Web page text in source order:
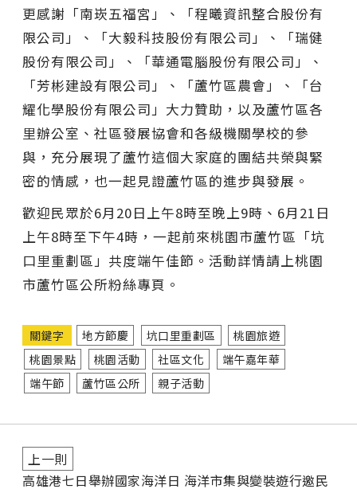
更感謝「南崁五福宮」、「程曦資訊整合股份有
限公司」、「大毅科技股份有限公司」、「瑞健
股份有限公司」、「華通電腦股份有限公司」、
「芳彬建設有限公司」、「蘆竹區農會」、「台
耀化學股份有限公司」大力贊助，以及蘆竹區各
里辦公室、社區發展協會和各級機關學校的參
與，充分展現了蘆竹這個大家庭的團結共榮與緊
密的情感，也一起見證蘆竹區的進步與發展。
歡迎民眾於6月20日上午8時至晚上9時、6月21日
上午8時至下午4時，一起前來桃園市蘆竹區「坑
口里重劃區」共度端午佳節。活動詳情請上桃園
市蘆竹區公所粉絲專頁。
關鍵字 地方節慶 坑口里重劃區
桃園旅遊
桃園景點
桃園活動 社區文化
端午嘉年華
端午節
蘆竹區公所 親子活動
上一則
高雄港七日舉辦國家海洋日 海洋市集與變裝遊行邀民